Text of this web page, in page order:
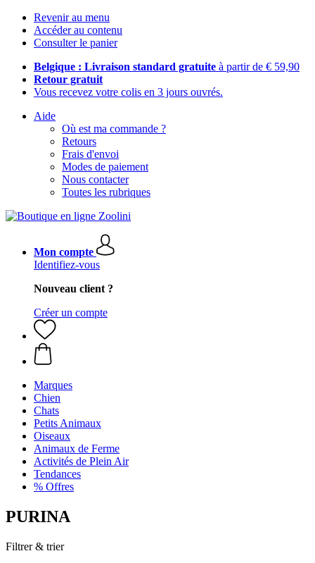
Revenir au menu
Accéder au contenu
Consulter le panier
Belgique : Livraison standard gratuite à partir de € 59,90
Retour gratuit
Vous recevez votre colis en 3 jours ouvrés.
Aide
Où est ma commande ?
Retours
Frais d'envoi
Modes de paiement
Nous contacter
Toutes les rubriques
Mon compte
Identifiez-vous
Nouveau client ?
Créer un compte
Marques
Chien
Chats
Petits Animaux
Oiseaux
Animaux de Ferme
Activités de Plein Air
Tendances
% Offres
PURINA
Filtrer & trier